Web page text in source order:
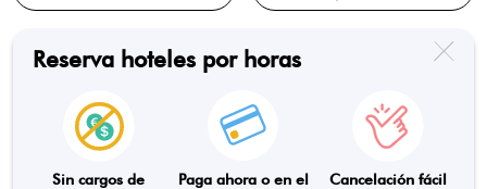
Reserva hoteles por horas
Sin cargos de
Paga ahora o en el
Cancelación fácil